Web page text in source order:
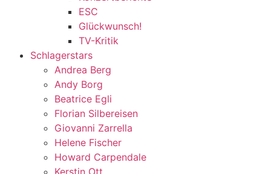
ESC
Glückwunsch!
TV-Kritik
Schlagerstars
Andrea Berg
Andy Borg
Beatrice Egli
Florian Silbereisen
Giovanni Zarrella
Helene Fischer
Howard Carpendale
Kerstin Ott